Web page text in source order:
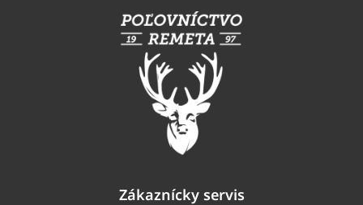
Zákaznícky servis